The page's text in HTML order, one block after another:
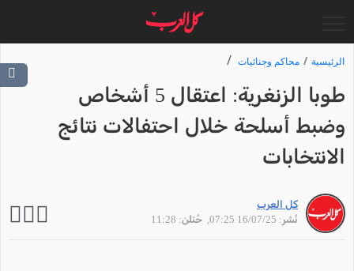
الرئيسية محاكم وجنائيات
طوبا الزنغرية: اعتقال 5 أشخاص
وضبط أسلحة خلال احتفالات نتائج
الانتخابات
كل العرب
نُشر: 16/07/25 07:25
, حُتلن: 11:28